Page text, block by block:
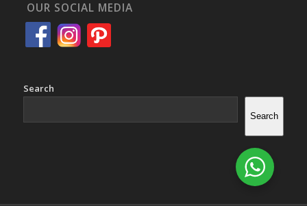
OUR SOCIAL MEDIA
Search
Search